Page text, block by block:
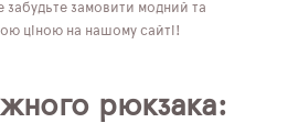
забудьте замовити модний та
ціною на нашому сайті!
рюкзака: